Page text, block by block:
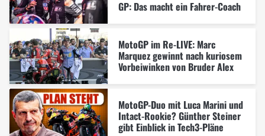
GP: Das macht ein Fahrer-Coach
MotoGP im Re-LIVE: Marc
Marquez gewinnt nach kuriosem
Vorbeiwinken von Bruder Alex
MotoGP-Duo mit Luca Marini und
Intact-Rookie? Günther Steiner
gibt Einblick in Tech3-Pläne